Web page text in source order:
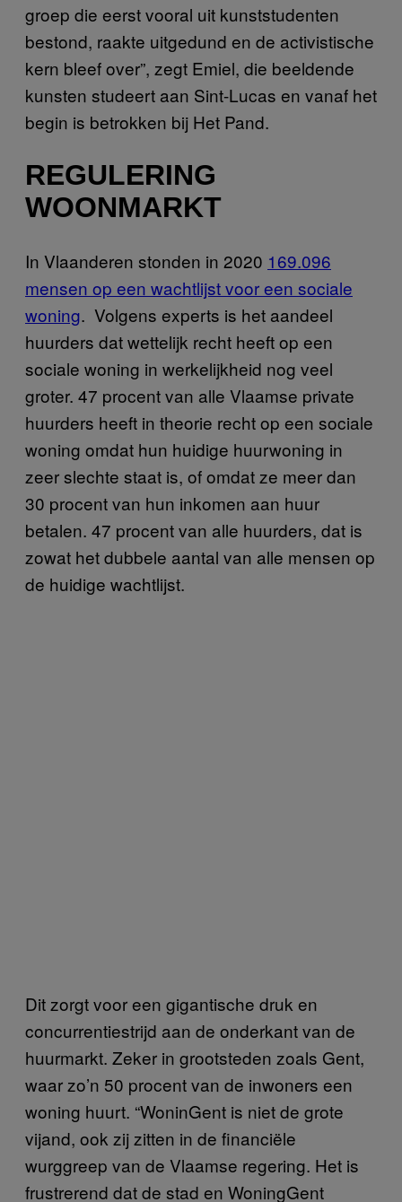
groep die eerst vooral uit kunststudenten
bestond, raakte uitgedund en de activistische
kern bleef over”, zegt Emiel, die beeldende
kunsten studeert aan Sint-Lucas en vanaf het
begin is betrokken bij Het Pand.
REGULERING
WOONMARKT
In Vlaanderen stonden in 2020 169.096
mensen op een wachtlijst voor een sociale
woning. Volgens experts is het aandeel
huurders dat wettelijk recht heeft op een
sociale woning in werkelijkheid nog veel
groter. 47 procent van alle Vlaamse private
huurders heeft in theorie recht op een sociale
woning omdat hun huidige huurwoning in
zeer slechte staat is, of omdat ze meer dan
30 procent van hun inkomen aan huur
betalen. 47 procent van alle huurders, dat is
zowat het dubbele aantal van alle mensen op
de huidige wachtlijst.
Dit zorgt voor een gigantische druk en
concurrentiestrijd aan de onderkant van de
huurmarkt. Zeker in grootsteden zoals Gent,
waar zo’n 50 procent van de inwoners een
woning huurt. “WoninGent is niet de grote
vijand, ook zij zitten in de financiële
wurggreep van de Vlaamse regering. Het is
frustrerend dat de stad en WoningGent